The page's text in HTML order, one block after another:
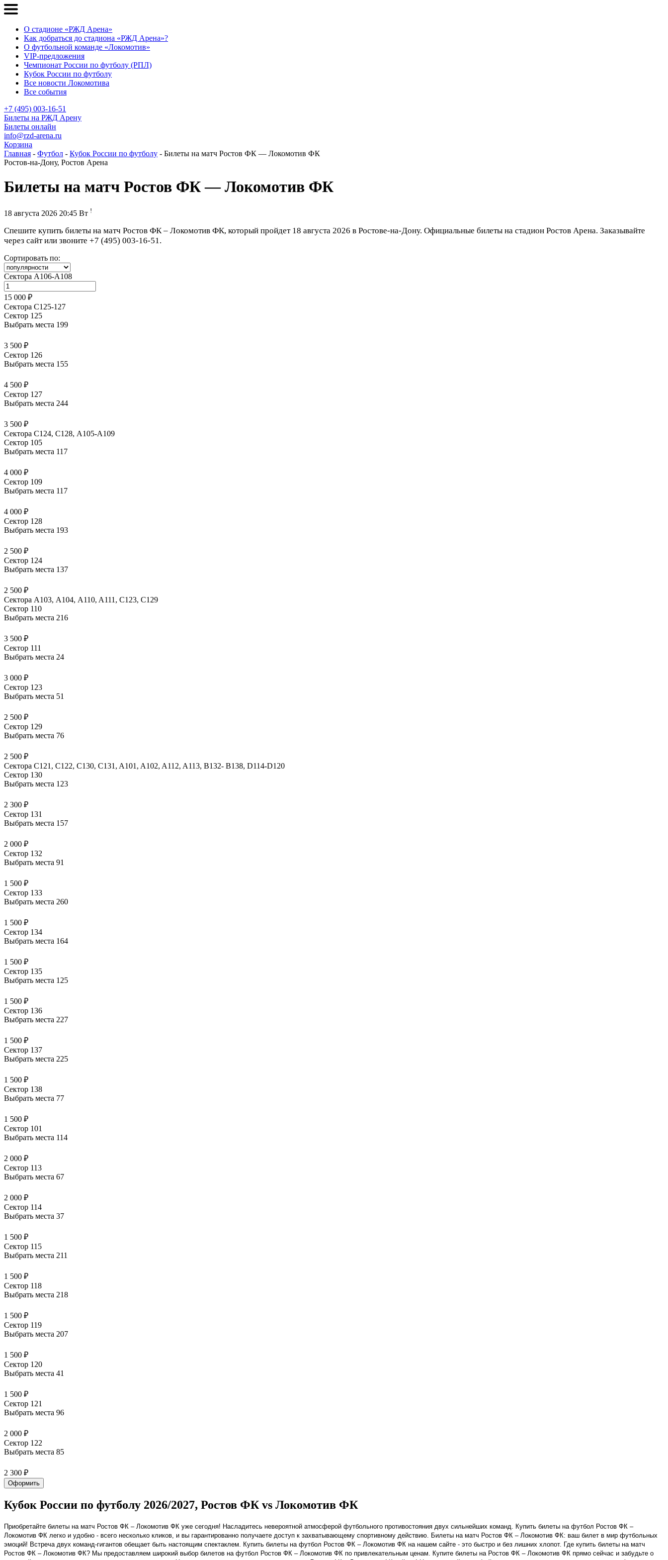
О стадионе «РЖД Арена»
Как добраться до стадиона «РЖД Арена»?
О футбольной команде «Локомотив»
VIP-предложения
Чемпионат России по футболу (РПЛ)
Кубок России по футболу
Все новости Локомотива
Все события
+7 (495) 003-16-51
Билеты на РЖД Арену
Билеты онлайн
info@rzd-arena.ru
Корзина
Главная - Футбол - Кубок России по футболу - Билеты на матч Ростов ФК — Локомотив ФК
Ростов-на-Дону, Ростов Арена
Билеты на матч Ростов ФК — Локомотив ФК
18 августа 2026 20:45 Вт !
Спешите купить билеты на матч Ростов ФК – Локомотив ФК, который пройдет 18 августа 2026 в Ростове-на-Дону. Официальные билеты на стадион Ростов Арена. Заказывайте
через сайт или звоните +7 (495) 003-16-51.
Сортировать по:
Сектора А106-А108
15 000 ₽
Сектора С125-127
Сектор 125
Выбрать места 199
3 500 ₽
Сектор 126
Выбрать места 155
4 500 ₽
Сектор 127
Выбрать места 244
3 500 ₽
Сектора C124, C128, А105-А109
Сектор 105
Выбрать места 117
4 000 ₽
Сектор 109
Выбрать места 117
4 000 ₽
Сектор 128
Выбрать места 193
2 500 ₽
Сектор 124
Выбрать места 137
2 500 ₽
Сектора A103, А104, A110, A111, C123, C129
Сектор 110
Выбрать места 216
3 500 ₽
Сектор 111
Выбрать места 24
3 000 ₽
Сектор 123
Выбрать места 51
2 500 ₽
Сектор 129
Выбрать места 76
2 500 ₽
Сектора C121, C122, C130, C131, A101, A102, A112, A113, B132- B138, D114-D120
Сектор 130
Выбрать места 123
2 300 ₽
Сектор 131
Выбрать места 157
2 000 ₽
Сектор 132
Выбрать места 91
1 500 ₽
Сектор 133
Выбрать места 260
1 500 ₽
Сектор 134
Выбрать места 164
1 500 ₽
Сектор 135
Выбрать места 125
1 500 ₽
Сектор 136
Выбрать места 227
1 500 ₽
Сектор 137
Выбрать места 225
1 500 ₽
Сектор 138
Выбрать места 77
1 500 ₽
Сектор 101
Выбрать места 114
2 000 ₽
Сектор 113
Выбрать места 67
2 000 ₽
Сектор 114
Выбрать места 37
1 500 ₽
Сектор 115
Выбрать места 211
1 500 ₽
Сектор 118
Выбрать места 218
1 500 ₽
Сектор 119
Выбрать места 207
1 500 ₽
Сектор 120
Выбрать места 41
1 500 ₽
Сектор 121
Выбрать места 96
2 000 ₽
Сектор 122
Выбрать места 85
2 300 ₽
Оформить
Кубок России по футболу 2026/2027, Ростов ФК vs Локомотив ФК
Приобретайте билеты на матч Ростов ФК – Локомотив ФК уже сегодня! Насладитесь невероятной атмосферой футбольного противостояния двух сильнейших команд. Купить билеты на футбол Ростов ФК –
Локомотив ФК легко и удобно - всего несколько кликов, и вы гарантированно получаете доступ к захватывающему спортивному действию. Билеты на матч Ростов ФК – Локомотив ФК: ваш билет в мир футбольных
эмоций! Встреча двух команд-гигантов обещает быть настоящим спектаклем. Купить билеты на футбол Ростов ФК – Локомотив ФК на нашем сайте - это быстро и без лишних хлопот. Где купить билеты на матч
Ростов ФК – Локомотив ФК? Мы предоставляем широкий выбор билетов на футбол Ростов ФК – Локомотив ФК по привлекательным ценам. Купите билеты на Ростов ФК – Локомотив ФК прямо сейчас и забудьте о